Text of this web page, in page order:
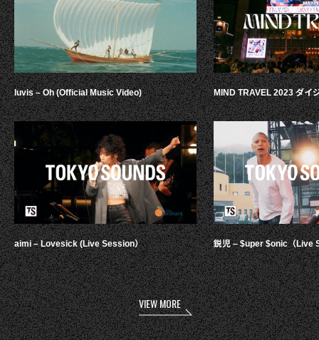
luvis – Oh (Official Music Video)
aimi – Lovesick (Live Session）
MIND TRAVEL 2023 ダイ
鋭児 – $uper $onic（Live
VIEW MORE